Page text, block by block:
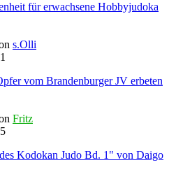
für erwachsene Hobbyjudoka
s.Olli
vom Brandenburger JV erbeten
Fritz
Kodokan Judo Bd. 1" von Daigo